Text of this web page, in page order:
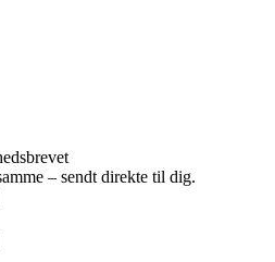
– sendt direkte til dig.